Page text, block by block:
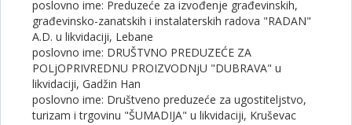
poslovno ime: Preduzeće za izvođenje građevinskih,
građevinsko-zanatskih i instalaterskih radova "RADAN"
A.D. u likvidaciji, Lebane
poslovno ime: DRUŠTVNO PREDUZEĆE ZA
POLjOPRIVREDNU PROIZVODNjU "DUBRAVA" u
likvidaciji, Gadžin Han
poslovno ime: Društveno preduzeće za ugostiteljstvo,
turizam i trgovinu "ŠUMADIJA" u likvidaciji, Kruševac